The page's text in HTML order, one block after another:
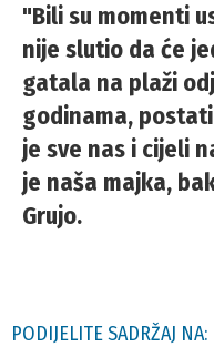
"Bili su momenti
nije slutio da će
gatala na plaži
godinama,
je sve nas i cijeli
je naša majka,
Grujo.
PODIJELITE SADRŽAJ NA: